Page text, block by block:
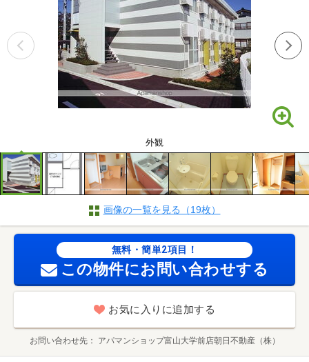
外観
画像の一覧を見る（19枚）
無料・簡単2項目！
この物件にお問い合わせする
お気に入りに追加する
お問い合わせ先 アパマンショップ富山大学前店朝日不動産（株）